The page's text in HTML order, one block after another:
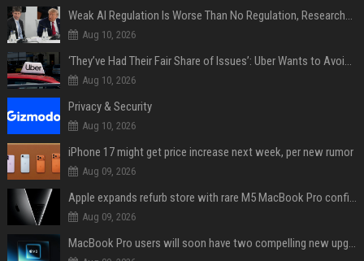
Weak AI Regulation Is Worse Than No Regulation, Researchers Claim
Aug 10, 2026
‘They’ve Had Their Fair Share of Issues’: Uber Wants to Avoid Tech Backlash While Building Its Giant Robotaxi Fleet
Aug 10, 2026
Privacy & Security
Aug 10, 2026
iPhone 17 might get price increase next week, per new rumor
Aug 09, 2026
Apple expands refurb store with rare M5 MacBook Pro configs, Apple TV 4K, more
Aug 09, 2026
MacBook Pro users will soon have two compelling new upgrade options